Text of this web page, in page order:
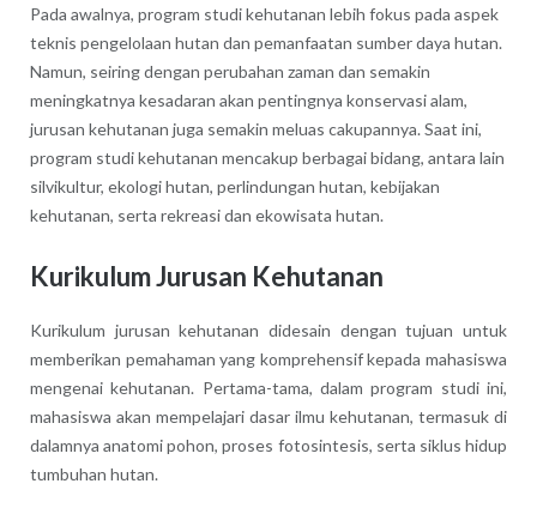
Pada awalnya, program studi kehutanan lebih fokus pada aspek
teknis pengelolaan hutan dan pemanfaatan sumber daya hutan.
Namun, seiring dengan perubahan zaman dan semakin
meningkatnya kesadaran akan pentingnya konservasi alam,
jurusan kehutanan juga semakin meluas cakupannya. Saat ini,
program studi kehutanan mencakup berbagai bidang, antara lain
silvikultur, ekologi hutan, perlindungan hutan, kebijakan
kehutanan, serta rekreasi dan ekowisata hutan.
Kurikulum Jurusan Kehutanan
Kurikulum jurusan kehutanan didesain dengan tujuan untuk
memberikan pemahaman yang komprehensif kepada mahasiswa
mengenai kehutanan. Pertama-tama, dalam program studi ini,
mahasiswa akan mempelajari dasar ilmu kehutanan, termasuk di
dalamnya anatomi pohon, proses fotosintesis, serta siklus hidup
tumbuhan hutan.